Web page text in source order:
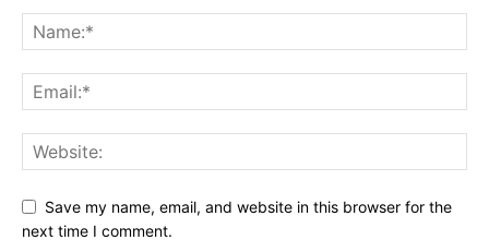
Save my name, email, and website in this browser for the
next time I comment.